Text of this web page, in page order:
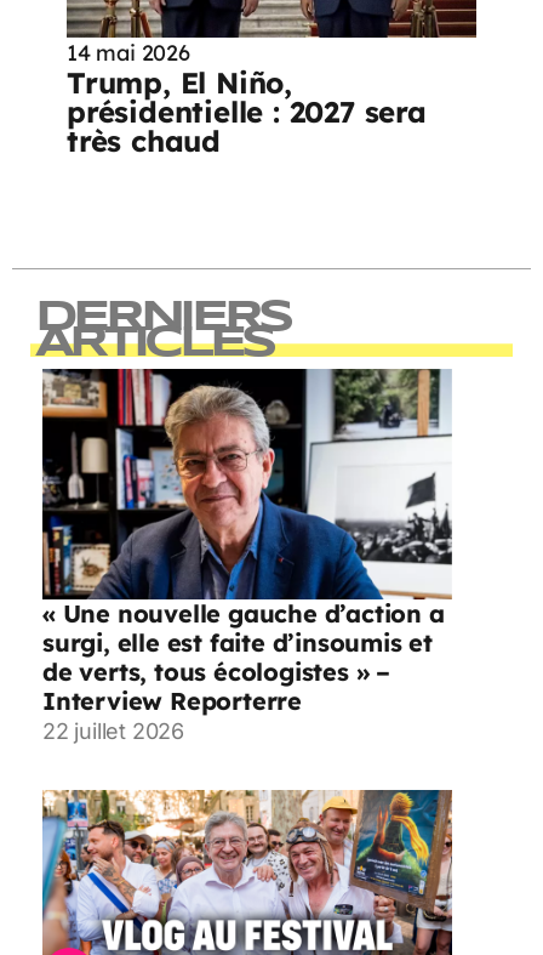
14 mai 2026
Trump, El Niño,
présidentielle : 2027 sera
très chaud
DERNIERS
ARTICLES
« Une nouvelle gauche d’action a
surgi, elle est faite d’insoumis et
de verts, tous écologistes » –
Interview Reporterre
22 juillet 2026